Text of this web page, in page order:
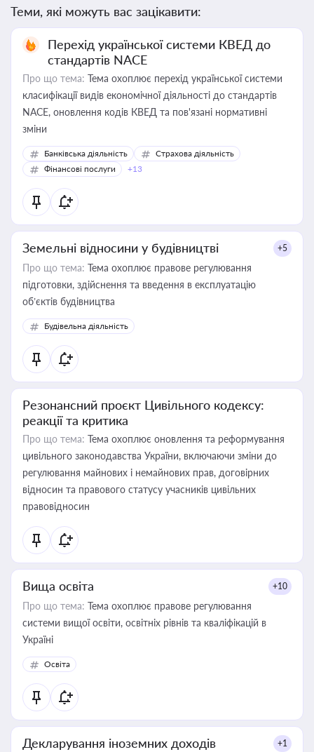
Теми, які можуть вас зацікавити:
Перехід української системи КВЕД до
стандартів NACE
Про що тема: Тема охоплює перехід української системи
класифікації видів економічної діяльності до стандартів
NACE, оновлення кодів КВЕД та пов'язані нормативні
зміни
Банківська діяльність
Страхова діяльність
Фінансові послуги
+13
Земельні відносини у будівництві +5
Про що тема: Тема охоплює правове регулювання
підготовки, здійснення та введення в експлуатацію
об’єктів будівництва
Будівельна діяльність
Резонансний проєкт Цивільного кодексу:
реакції та критика
Про що тема: Тема охоплює оновлення та реформування
цивільного законодавства України, включаючи зміни до
регулювання майнових і немайнових прав, договірних
відносин та правового статусу учасників цивільних
правовідносин
Вища освіта +10
Про що тема: Тема охоплює правове регулювання
системи вищої освіти, освітніх рівнів та кваліфікацій в
Україні
Освіта
Декларування іноземних доходів +1